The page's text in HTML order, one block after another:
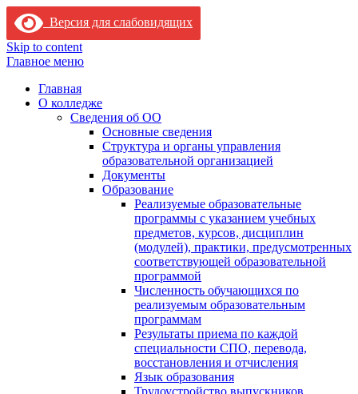
Версия для слабовидящих
Skip to content
Главное меню
Главная
О колледже
Сведения об ОО
Основные сведения
Структура и органы управления
образовательной организацией
Документы
Образование
Реализуемые образовательные
программы с указанием учебных
предметов, курсов, дисциплин
(модулей), практики, предусмотренных
соответствующей образовательной
программой
Численность обучающихся по
реализуемым образовательным
программам
Результаты приема по каждой
специальности СПО, перевода,
восстановления и отчисления
Язык образования
Трудоустройство выпускников